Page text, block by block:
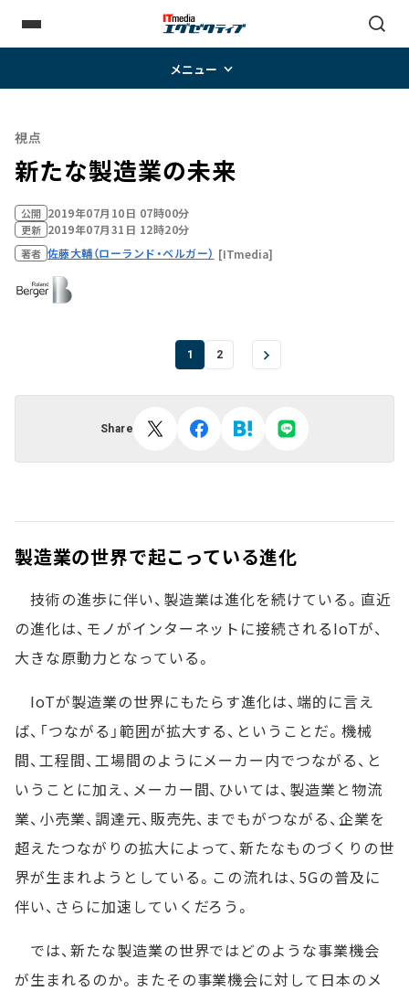
メニュー
視点
新たな製造業の未来
公開 2019年07月10日 07時00分
更新 2019年07月31日 12時20分
著者 佐藤大輔（ローランド・ベルガー） [ITmedia]
1 2
Share
製造業の世界で起こっている進化
技術の進歩に伴い、製造業は進化を続けている。直近
の進化は、モノがインターネットに接続されるIoTが、
大きな原動力となっている。
IoTが製造業の世界にもたらす進化は、端的に言え
ば、「つながる」範囲が拡大する、ということだ。機械
間、工程間、工場間のようにメーカー内でつながる、と
いうことに加え、メーカー間、ひいては、製造業と物流
業、小売業、調達元、販売先、までもがつながる、企業を
超えたつながりの拡大によって、新たなものづくりの世
界が生まれようとしている。この流れは、5Gの普及に
伴い、さらに加速していくだろう。
では、新たな製造業の世界ではどのような事業機会
が生まれるのか。またその事業機会に対して日本のメ